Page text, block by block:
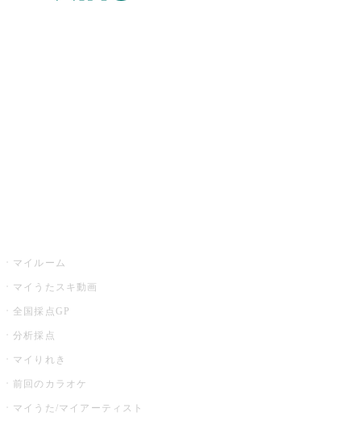
マイルーム
マイうたスキ動画
全国採点GP
分析採点
マイりれき
前回のカラオケ
マイうた/マイアーティスト